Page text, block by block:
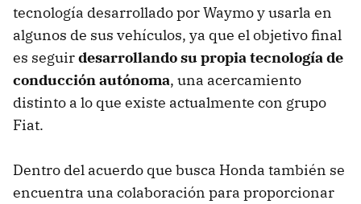
tecnología desarrollado por Waymo y usarla en
algunos de sus vehículos, ya que el objetivo final
es seguirdesarrollando su propia tecnología de
conducción autónoma, una acercamiento
distinto a lo que existe actualmente con grupo
Fiat.
Dentro del acuerdo que busca Honda también se
encuentra una colaboración para proporcionar